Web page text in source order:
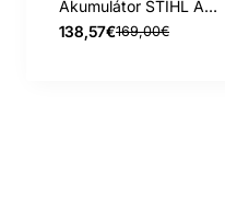
Akumulátor STIHL AK 20
138,57€169,00€